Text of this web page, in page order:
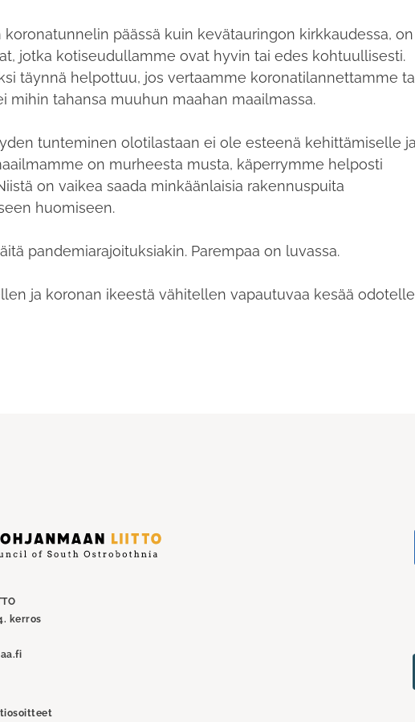
päässä kuin kevätauringon kirkkaudessa, on
jotka kotiseudullamme ovat hyvin tai edes kohtuullisesti.
täynnä helpottuu, jos vertaamme koronatilannettamme
mihin tahansa muuhun maahan maailmassa.
tunteminen olotilastaan ei ole esteenä kehittämiselle ja
on murheesta musta, käperrymme helposti
on vaikea saada minkäänlaisia rakennuspuita
huomiseen.
pandemiarajoituksiakin. Parempaa on luvassa.
ja koronan ikeestä vähitellen vapautuvaa kesää
kerros